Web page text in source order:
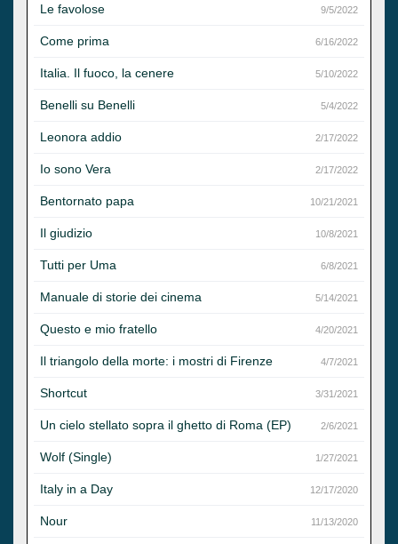
Le favolose 9/5/2022
Come prima 6/16/2022
Italia. Il fuoco, la cenere 5/10/2022
Benelli su Benelli 5/4/2022
Leonora addio 2/17/2022
Io sono Vera 2/17/2022
Bentornato papa 10/21/2021
Il giudizio 10/8/2021
Tutti per Uma 6/8/2021
Manuale di storie dei cinema 5/14/2021
Questo e mio fratello 4/20/2021
Il triangolo della morte: i mostri di Firenze 4/7/2021
Shortcut 3/31/2021
Un cielo stellato sopra il ghetto di Roma (EP) 2/6/2021
Wolf (Single) 1/27/2021
Italy in a Day 12/17/2020
Nour 11/13/2020